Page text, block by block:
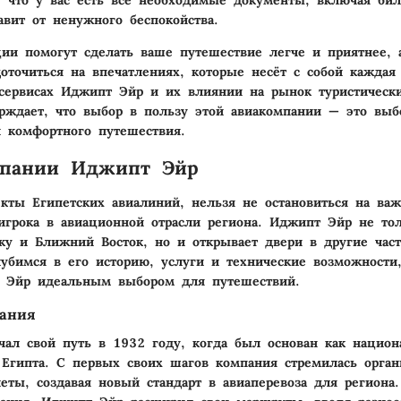
от ненужного беспокойства.
помогут сделать ваше путешествие легче и приятнее,
на впечатлениях, которые несёт с собой каждая
Иджипт Эйр и их влиянии на рынок
что выбор в пользу этой авиакомпании — это
комфортного путешествия.
Иджипт Эйр
Египетских авиалиний, нельзя не остановиться на
в авиационной отрасли региона. Иджипт Эйр не
и Ближний Восток, но и открывает двери в другие
в его историю, услуги и технические
идеальным выбором для путешествий.
свой путь в 1932 году, когда был основан как
Египта. С первых своих шагов компания стремилась
создавая новый стандарт в авиаперевоза для